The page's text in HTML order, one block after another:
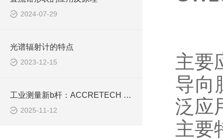
2024-07-29
光谱辐射计的特点
2023-12-15
工业测量新b杆：ACCRETECH HANDYSURF+40如何破解表面粗糙度检测难题？
2025-11-12
主要
导向
泛应
主要